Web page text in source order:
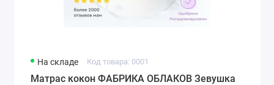
На складе Код товара: 0001
Матрас кокон ФАБРИКА ОБЛАКОВ Зевушка